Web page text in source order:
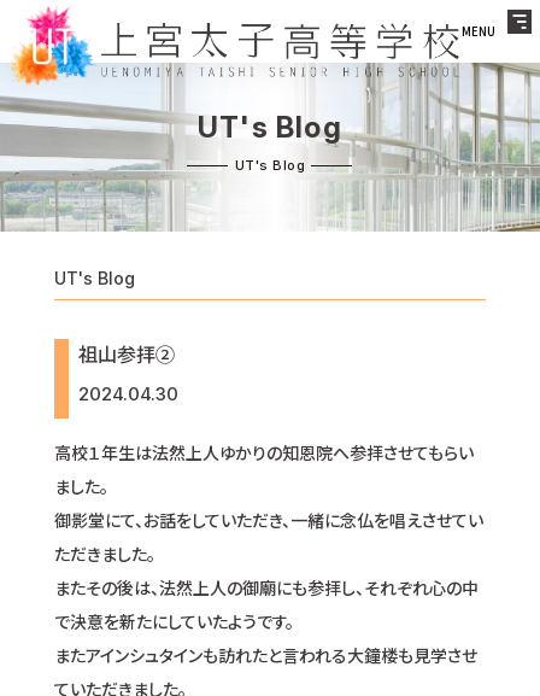
MENU
UT's Blog
UT's Blog
祖山参拝➁
2024.04.30
高校１年生は法然上人ゆかりの知恩院へ参拝させてもらい
ました。
御影堂にて、お話をしていただき、一緒に念仏を唱えさせてい
ただきました。
またその後は、法然上人の御廟にも参拝し、それぞれ心の中
で決意を新たにしていたようです。
またアインシュタインも訪れたと言われる大鐘楼も見学させ
ていただきました。